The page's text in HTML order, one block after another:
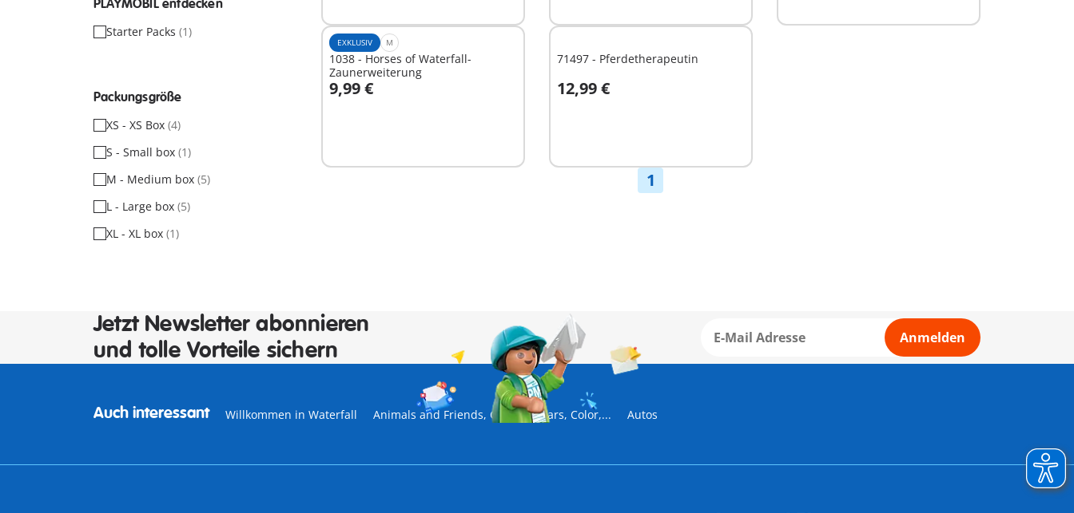
PLAYMOBIL entdecken
Starter Packs (1)
Packungsgröße
XS - XS Box (4)
S - Small box (1)
M - Medium box (5)
L - Large box (5)
XL - XL box (1)
EXKLUSIV M
1038 - Horses of Waterfall-
Zaunerweiterung
9,99 €
In den Warenkorb
71497 - Pferdetherapeutin
12,99 €
In den Warenkorb
1
Jetzt Newsletter abonnieren
und tolle Vorteile sichern
Anmelden
Auch interessant Willkommen in Waterfall Animals and Friends, Collector Cars, Color,... Autos